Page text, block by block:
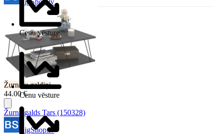
BigShop.lv
Žurnālu galdiņi
44.00 €
Cenu vēsture
Žurnālgalds Tars (150328)
BigShop.lv
Cenu vēsture